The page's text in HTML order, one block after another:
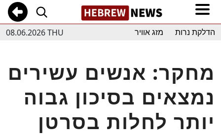
08.06.2026 THU הדלקת נרות מזג אוויר
מחקר: אנשים עשירים
נמצאים בסיכון גבוה
יותר לחלות בסרטן